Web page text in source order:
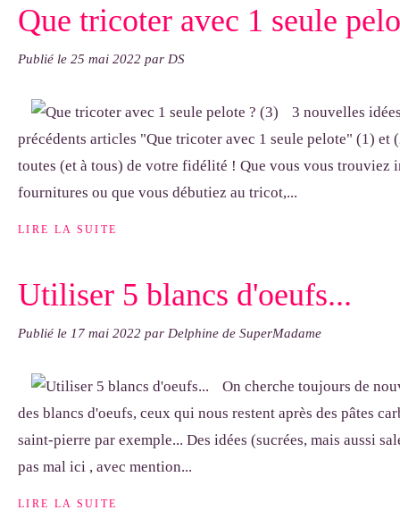
Que tricoter avec 1 seule
Publié le 25 mai 2022 par DS
3 nouvelles
précédents articles "Que tricoter avec 1 seule pelote" (1) et
toutes (et à tous) de votre fidélité ! Que vous vous trouviez
fournitures ou que vous débutiez au tricot,...
LIRE LA SUITE
Utiliser 5 blancs d'oeufs...
Publié le 17 mai 2022 par Delphine de SuperMadame
On cherche toujours de
des blancs d'oeufs, ceux qui nous restent après des pâtes
saint-pierre par exemple... Des idées (sucrées, mais aussi
pas mal ici , avec mention...
LIRE LA SUITE